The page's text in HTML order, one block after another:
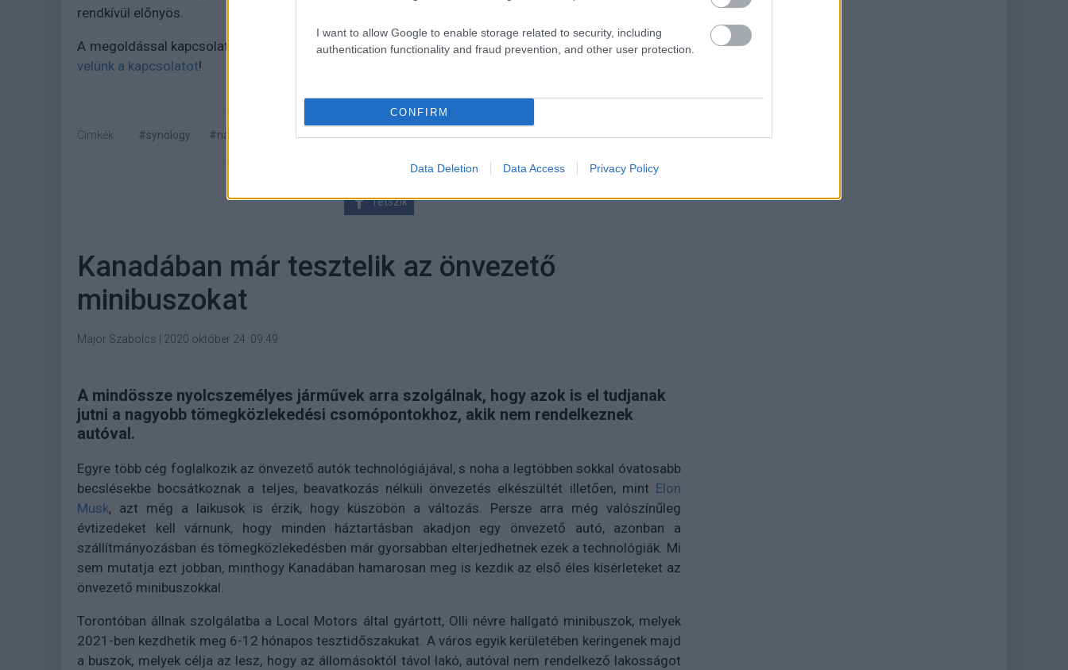
I want to allow Google to enable storage related to security, including
authentication functionality and fraud prevention, and other user protection.
CONFIRM
Data Deletion Data Access Privacy Policy
rendkívül előnyös.
A megoldással kapcsolatos további információkért olvassa el részletes tájékoztatónkatésvegye fel
velünk a kapcsolatot!
Címkék: #synology #nas #adattárolás #felhő #tipp #tippek
Tetszik
Kanadában már tesztelik az önvezető
minibuszokat
Major Szabolcs 2020 október 24. 09:49
A mindössze nyolcszemélyes járművek arra szolgálnak, hogy azok is el tudjanak
jutni a nagyobb tömegközlekedési csomópontokhoz, akik nem rendelkeznek
autóval.
Egyre több cég foglalkozik az önvezető autók technológiájával, s noha a legtöbben sokkal óvatosabb
becslésekbe bocsátkoznak a teljes, beavatkozás nélküli önvezetés elkészültét illetően, mint Elon
Musk, azt még a laikusok is érzik, hogy küszöbön a változás. Persze arra még valószínűleg
évtizedeket kell várnunk, hogy minden háztartásban akadjon egy önvezető autó, azonban a
szállítmányozásban és tömegközlekedésben már gyorsabban elterjedhetnek ezek a technológiák. Mi
sem mutatja ezt jobban, minthogy Kanadában hamarosan meg is kezdik az első éles kísérleteket az
önvezető minibuszokkal.
Torontóban állnak szolgálatba a Local Motors által gyártott, Olli névre hallgató minibuszok, melyek
2021-ben kezdhetik meg 6-12 hónapos tesztidőszakukat. A város egyik kerületében keringenek majd
a buszok, melyek célja az lesz, hogy az állomásoktól távol lakó, autóval nem rendelkező lakosságot